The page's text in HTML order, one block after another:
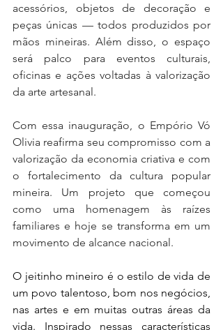
acessórios, objetos de decoração e
peças únicas — todos produzidos por
mãos mineiras. Além disso, o espaço
será palco para eventos culturais,
oficinas e ações voltadas à valorização
da arte artesanal.
Com essa inauguração, o Empório Vó
Olivia reafirma seu compromisso com a
valorização da economia criativa e com
o fortalecimento da cultura popular
mineira. Um projeto que começou
como uma homenagem às raízes
familiares e hoje se transforma em um
movimento de alcance nacional.
O jeitinho mineiro é o estilo de vida de
um povo talentoso, bom nos negócios,
nas artes e em muitas outras áreas da
vida. Inspirado nessas características